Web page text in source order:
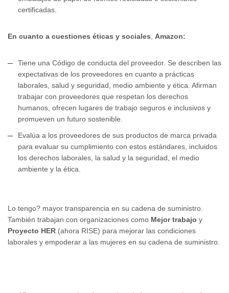
certificadas.
En cuanto a cuestiones éticas y sociales Amazon:
Tiene una Código de conducta del proveedor. Se describen las
expectativas de los proveedores en cuanto a prácticas
laborales, salud y seguridad, medio ambiente y ética. Afirman
trabajar con proveedores que respetan los derechos
humanos, ofrecen lugares de trabajo seguros e inclusivos y
promueven un futuro sostenible.
Evalúa a los proveedores de sus productos de marca privada
para evaluar su cumplimiento con estos estándares, incluidos
los derechos laborales, la salud y la seguridad, el medio
ambiente y la ética.
Lo tengo? mayor transparencia en su cadena de suministro.
También trabajan con organizaciones como Mejor trabajo y
Proyecto HER (ahora RISE) para mejorar las condiciones
laborales y empoderar a las mujeres en su cadena de suministro.